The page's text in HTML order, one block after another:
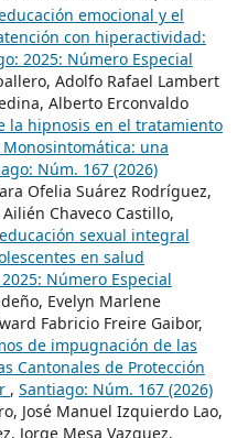
emocional y el
con hiperactividad:
2025: Número Especial
Adolfo Rafael Lambert
Alberto Erconvaldo
la hipnosis en el tratamiento
una
Núm. 167 (2026)
Ofelia Suárez Rodríguez,
Chaveco Castillo,
sexual integral
en salud
Número Especial
Evelyn Marlene
Fabricio Freire Gaibor,
de impugnación de las
Cantonales de Protección
, Santiago: Núm. 167 (2026)
José Manuel Izquierdo Lao,
Jorge Mesa Vazquez,